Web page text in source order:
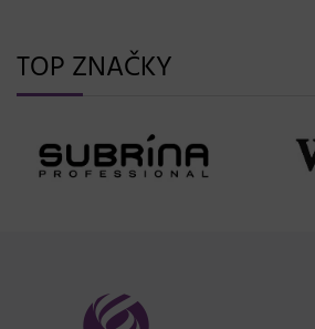
TOP ZNAČKY